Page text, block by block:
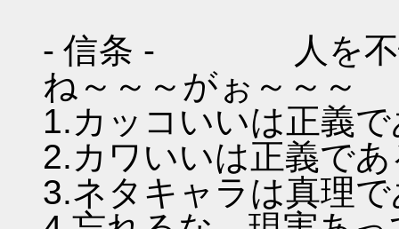
- 信条 - 人を不快
ね～～～がぉ～～～
1.カッコいいは正義
2.カワいいは正義で
3.ネタキャラは真理